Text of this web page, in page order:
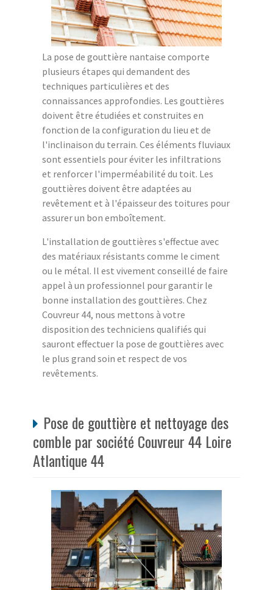
La pose de gouttière nantaise comporte
plusieurs étapes qui demandent des
techniques particulières et des
connaissances approfondies. Les gouttières
doivent être étudiées et construites en
fonction de la configuration du lieu et de
l'inclinaison du terrain. Ces éléments fluviaux
sont essentiels pour éviter les infiltrations
et renforcer l'imperméabilité du toit. Les
gouttières doivent être adaptées au
revêtement et à l'épaisseur des toitures pour
assurer un bon emboîtement.
L'installation de gouttières s'effectue avec
des matériaux résistants comme le ciment
ou le métal. Il est vivement conseillé de faire
appel à un professionnel pour garantir le
bonne installation des gouttières. Chez
Couvreur 44, nous mettons à votre
disposition des techniciens qualifiés qui
sauront effectuer la pose de gouttières avec
le plus grand soin et respect de vos
revêtements.
Pose de gouttière et nettoyage des
comble par société Couvreur 44 Loire
Atlantique 44